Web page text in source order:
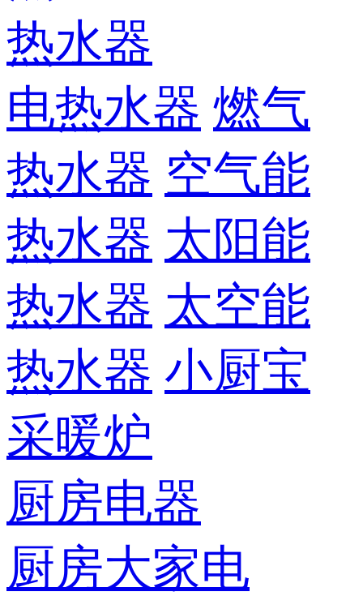
热水器
电热水器 燃气
热水器 空气能
热水器 太阳能
热水器 太空能
热水器 小厨宝
采暖炉
厨房电器
厨房大家电